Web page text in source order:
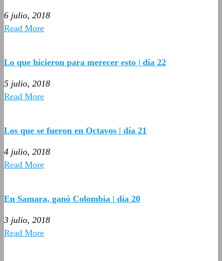
6 julio, 2018
Read More
Lo que hicieron para merecer esto | día 22
5 julio, 2018
Read More
Los que se fueron en Octavos | día 21
4 julio, 2018
Read More
En Samara, ganó Colombia | día 20
3 julio, 2018
Read More